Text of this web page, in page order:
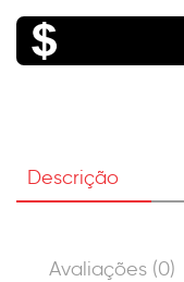
Descrição
Avaliações (0)